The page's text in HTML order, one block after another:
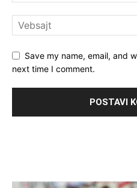
Save my name, email, and
next time I comment.